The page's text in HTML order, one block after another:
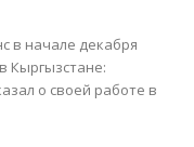
в начале декабря
Кыргызстане:
о своей работе в